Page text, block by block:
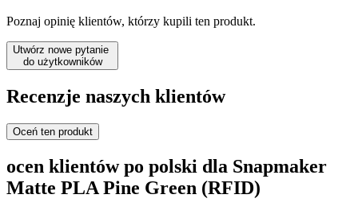
Poznaj opinię klientów, którzy kupili ten produkt.
Utwórz nowe pytanie
do użytkowników
Recenzje naszych klientów
Oceń ten produkt
ocen klientów po polski dla Snapmaker
Matte PLA Pine Green (RFID)